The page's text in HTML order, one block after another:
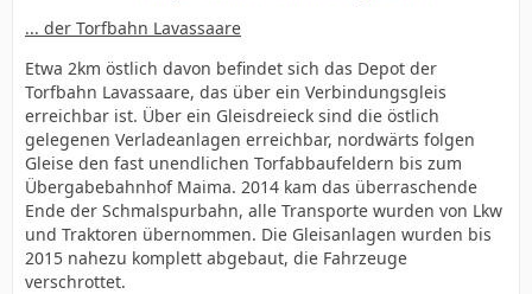
... der Torfbahn Lavassaare
Etwa 2km östlich davon befindet sich das Depot der
Torfbahn Lavassaare, das über ein Verbindungsgleis
erreichbar ist. Über ein Gleisdreieck sind die östlich
gelegenen Verladeanlagen erreichbar, nordwärts folgen
Gleise den fast unendlichen Torfabbaufeldern bis zum
Übergabebahnhof Maima. 2014 kam das überraschende
Ende der Schmalspurbahn, alle Transporte wurden von Lkw
und Traktoren übernommen. Die Gleisanlagen wurden bis
2015 nahezu komplett abgebaut, die Fahrzeuge
verschrottet.